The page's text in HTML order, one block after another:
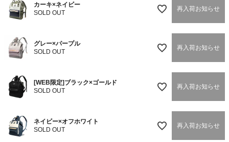
カーキ×ネイビー
SOLD OUT
再入荷お知らせ
グレー×パープル
SOLD OUT
再入荷お知らせ
[WEB限定]ブラック×ゴールド
SOLD OUT
再入荷お知らせ
ネイビー×オフホワイト
SOLD OUT
再入荷お知らせ